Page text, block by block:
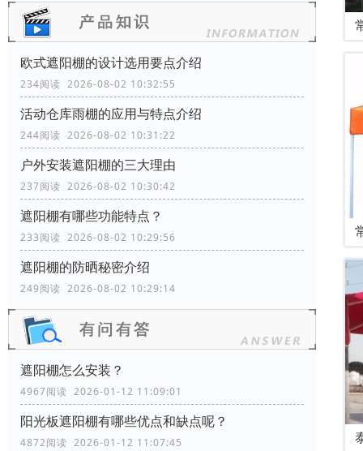
欧式遮阳棚的设计选用要点介绍
234阅读 2026-08-02 10:32:55
活动仓库雨棚的应用与特点介绍
244阅读 2026-08-02 10:31:22
户外安装遮阳棚的三大理由
237阅读 2026-08-02 10:30:42
遮阳棚有哪些功能特点？
233阅读 2026-08-02 10:29:56
遮阳棚的防晒秘密介绍
249阅读 2026-08-02 10:29:14
遮阳棚怎么安装？
4967阅读 2026-01-12 11:09:01
阳光板遮阳棚有哪些优点和缺点呢？
4872阅读 2026-01-12 11:07:45